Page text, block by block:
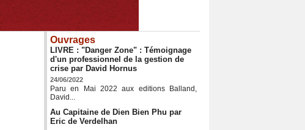
Ouvrages
LIVRE : "Danger Zone" : Témoignage
d'un professionnel de la gestion de
crise par David Hornus
24/06/2022
Paru en Mai 2022 aux editions Balland,
David...
Au Capitaine de Dien Bien Phu par
Eric de Verdelhan